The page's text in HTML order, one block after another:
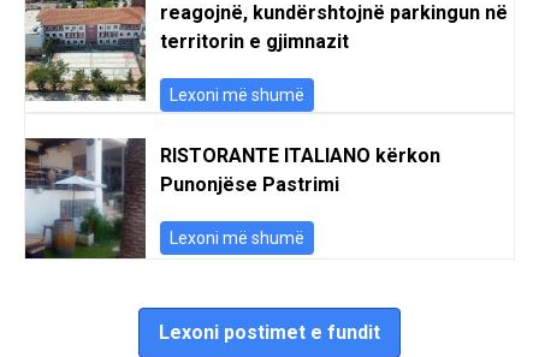
reagojnë, kundërshtojnë parkingun në
territorin e gjimnazit
Lexoni më shumë
RISTORANTE ITALIANO kërkon
Punonjëse Pastrimi
Lexoni më shumë
Lexoni postimet e fundit